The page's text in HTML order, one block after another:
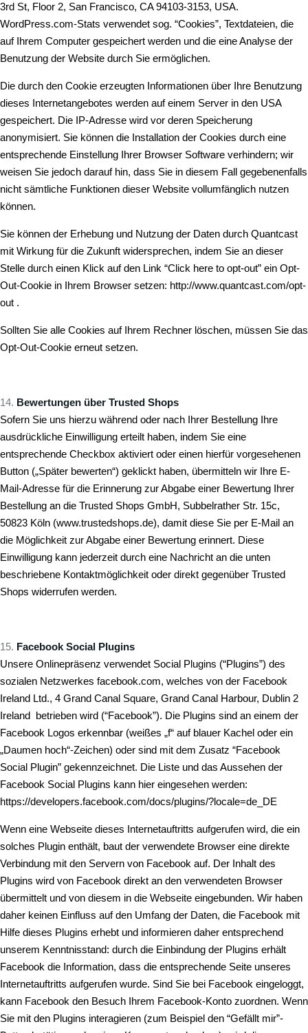
3rd St, Floor 2, San Francisco, CA 94103-3153, USA.
WordPress.com-Stats verwendet sog. “Cookies”, Textdateien, die
auf Ihrem Computer gespeichert werden und die eine Analyse der
Benutzung der Website durch Sie ermöglichen.
Die durch den Cookie erzeugten Informationen über Ihre Benutzung
dieses Internetangebotes werden auf einem Server in den USA
gespeichert. Die IP-Adresse wird vor deren Speicherung
anonymisiert. Sie können die Installation der Cookies durch eine
entsprechende Einstellung Ihrer Browser Software verhindern; wir
weisen Sie jedoch darauf hin, dass Sie in diesem Fall gegebenenfalls
nicht sämtliche Funktionen dieser Website vollumfänglich nutzen
können.
Sie können der Erhebung und Nutzung der Daten durch Quantcast
mit Wirkung für die Zukunft widersprechen, indem Sie an dieser
Stelle durch einen Klick auf den Link “Click here to opt-out” ein Opt-
Out-Cookie in Ihrem Browser setzen: http://www.quantcast.com/opt-
out .
Sollten Sie alle Cookies auf Ihrem Rechner löschen, müssen Sie das
Opt-Out-Cookie erneut setzen.
Bewertungen über Trusted Shops
Sofern Sie uns hierzu während oder nach Ihrer Bestellung Ihre
ausdrückliche Einwilligung erteilt haben, indem Sie eine
entsprechende Checkbox aktiviert oder einen hierfür vorgesehenen
Button („Später bewerten“) geklickt haben, übermitteln wir Ihre E-
Mail-Adresse für die Erinnerung zur Abgabe einer Bewertung Ihrer
Bestellung an die Trusted Shops GmbH, Subbelrather Str. 15c,
50823 Köln (www.trustedshops.de), damit diese Sie per E-Mail an
die Möglichkeit zur Abgabe einer Bewertung erinnert. Diese
Einwilligung kann jederzeit durch eine Nachricht an die unten
beschriebene Kontaktmöglichkeit oder direkt gegenüber Trusted
Shops widerrufen werden.
Facebook Social Plugins
Unsere Onlinepräsenz verwendet Social Plugins (“Plugins”) des
sozialen Netzwerkes facebook.com, welches von der Facebook
Ireland Ltd., 4 Grand Canal Square, Grand Canal Harbour, Dublin 2
Ireland betrieben wird (“Facebook”). Die Plugins sind an einem der
Facebook Logos erkennbar (weißes „f“ auf blauer Kachel oder ein
„Daumen hoch“-Zeichen) oder sind mit dem Zusatz “Facebook
Social Plugin” gekennzeichnet. Die Liste und das Aussehen der
Facebook Social Plugins kann hier eingesehen werden:
https://developers.facebook.com/docs/plugins/?locale=de_DE
Wenn eine Webseite dieses Internetauftritts aufgerufen wird, die ein
solches Plugin enthält, baut der verwendete Browser eine direkte
Verbindung mit den Servern von Facebook auf. Der Inhalt des
Plugins wird von Facebook direkt an den verwendeten Browser
übermittelt und von diesem in die Webseite eingebunden. Wir haben
daher keinen Einfluss auf den Umfang der Daten, die Facebook mit
Hilfe dieses Plugins erhebt und informieren daher entsprechend
unserem Kenntnisstand: durch die Einbindung der Plugins erhält
Facebook die Information, dass die entsprechende Seite unseres
Internetauftritts aufgerufen wurde. Sind Sie bei Facebook eingeloggt,
kann Facebook den Besuch Ihrem Facebook-Konto zuordnen. Wenn
Sie mit den Plugins interagieren (zum Beispiel den “Gefällt mir”-